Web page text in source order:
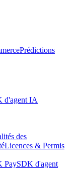
Prédictions
d'agent IA
des
Licences & Permis
PaySDK d'agent